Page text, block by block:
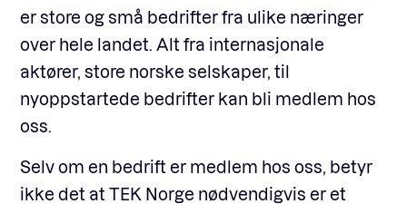
er store og små bedrifter fra ulike næringer
over hele landet. Alt fra internasjonale
aktører, store norske selskaper, til
nyoppstartede bedrifter kan bli medlem hos
oss.
Selv om en bedrift er medlem hos oss, betyr
ikke det at TEK Norge nødvendigvis er et